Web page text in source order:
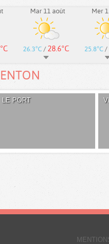
Mar 11 août
26.3°C / 28.6°C
Mer
25.8°C /
LE PORT